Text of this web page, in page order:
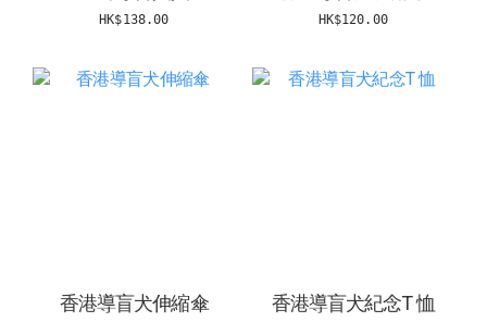
HK$138.00 HK$120.00
香港導盲犬伸縮傘 香港導盲犬紀念T 恤